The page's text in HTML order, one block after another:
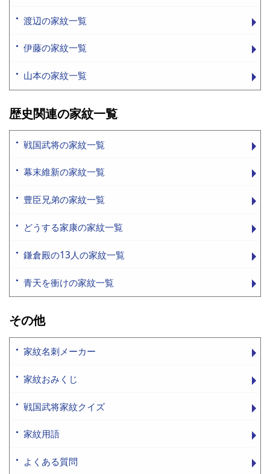
渡辺の家紋一覧
伊藤の家紋一覧
山本の家紋一覧
歴史関連の家紋一覧
戦国武将の家紋一覧
幕末維新の家紋一覧
豊臣兄弟の家紋一覧
どうする家康の家紋一覧
鎌倉殿の13人の家紋一覧
青天を衝けの家紋一覧
その他
家紋名刺メーカー
家紋おみくじ
戦国武将家紋クイズ
家紋用語
よくある質問